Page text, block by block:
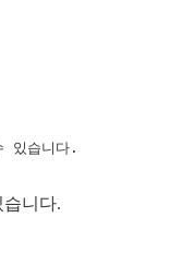
습니다.
습니다.